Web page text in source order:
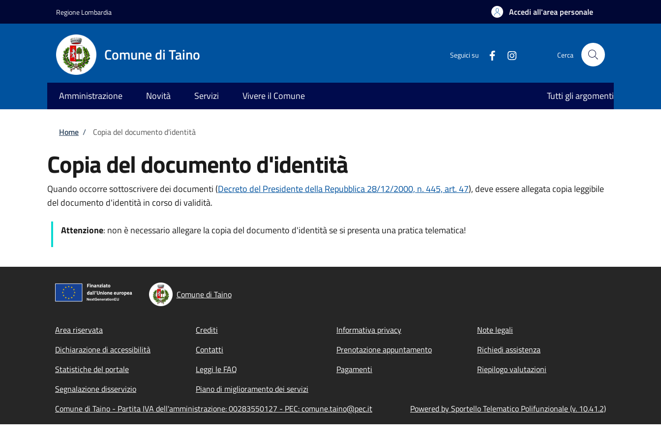
Regione Lombardia Accedi all'area personale
Comune di Taino Seguici su Cerca
Amministrazione Novità Servizi Vivere il Comune Tutti gli argomenti
Briciole di pane
Home / Copia del documento d'identità
Copia del documento d'identità
Quando occorre sottoscrivere dei documenti (Decreto del Presidente della Repubblica 28/12/2000, n. 445, art. 47), deve essere allegata copia leggibile
del documento d'identità in corso di validità.
Attenzione: non è necessario allegare la copia del documento d'identità se si presenta una pratica telematica!
Comune di Taino
Footer menu
Area riservata Crediti Informativa privacy
Note legali
Dichiarazione di accessibilità
Contatti Prenotazione appuntamento
Richiedi assistenza
Statistiche del portale
Leggi le FAQ Pagamenti
Riepilogo valutazioni
Segnalazione disservizio
Piano di miglioramento dei servizi
Comune di Taino - Partita IVA dell'amministrazione: 00283550127 - PEC: comune.taino@pec.it
Powered by Sportello Telematico Polifunzionale (v. 10.41.2)